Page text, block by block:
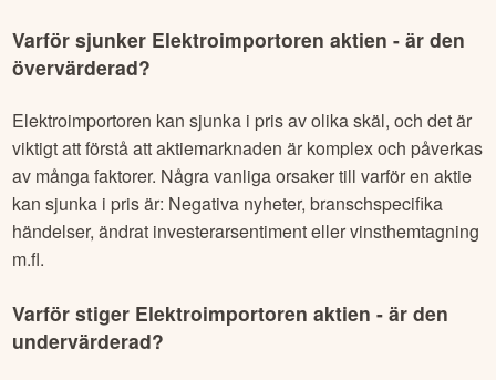
Varför sjunker Elektroimportoren aktien - är den
övervärderad?
Elektroimportoren kan sjunka i pris av olika skäl, och det är
viktigt att förstå att aktiemarknaden är komplex och påverkas
av många faktorer. Några vanliga orsaker till varför en aktie
kan sjunka i pris är: Negativa nyheter, branschspecifika
händelser, ändrat investerarsentiment eller vinsthemtagning
m.fl.
Varför stiger Elektroimportoren aktien - är den
undervärderad?